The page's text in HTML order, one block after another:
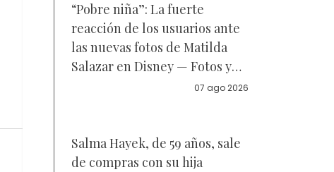
“Pobre niña”: La fuerte
reacción de los usuarios ante
las nuevas fotos de Matilda
Salazar en Disney — Fotos y
07 ago 2026
Salma Hayek, de 59 años, sale
de compras con su hija